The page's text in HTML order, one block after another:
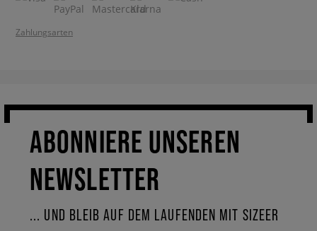
Zahlungsarten
ABONNIERE UNSEREN
NEWSLETTER
... UND BLEIB AUF DEM LAUFENDEN MIT SIZEER